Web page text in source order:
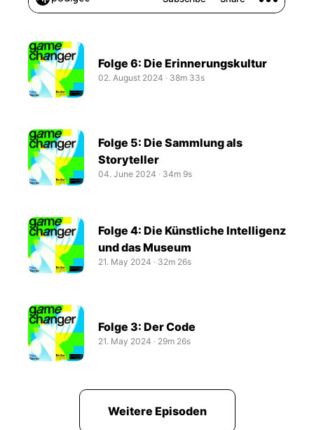
Folge 6: Die Erinnerungskultur
02. August 2024 ‧ 38m 33s
Folge 5: Die Sammlung als
Storyteller
04. June 2024 ‧ 34m 9s
Folge 4: Die Künstliche Intelligenz
und das Museum
21. May 2024 ‧ 32m 26s
Folge 3: Der Code
21. May 2024 ‧ 29m 26s
Weitere Episoden